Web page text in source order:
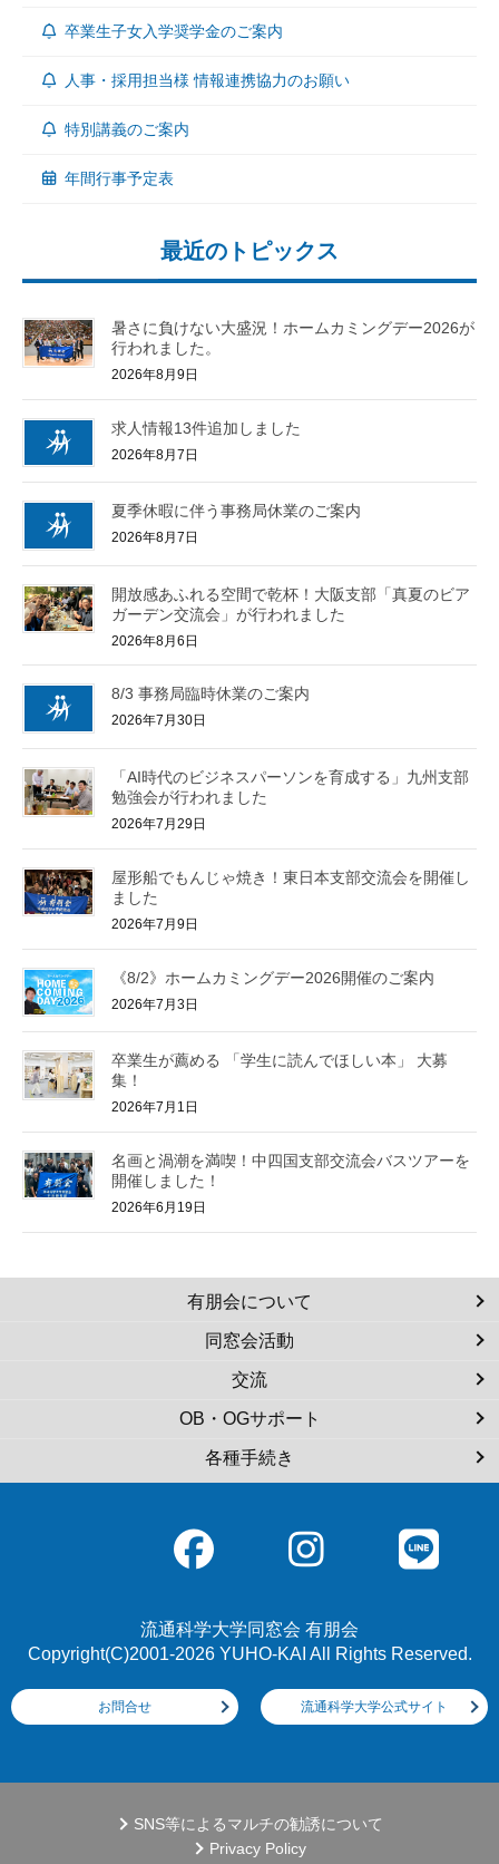
卒業生子女入学奨学金のご案内
人事・採用担当様 情報連携協力のお願い
特別講義のご案内
年間行事予定表
最近のトピックス
暑さに負けない大盛況！ホームカミングデー2026が
行われました。
2026年8月9日
求人情報13件追加しました
2026年8月7日
夏季休暇に伴う事務局休業のご案内
2026年8月7日
開放感あふれる空間で乾杯！大阪支部「真夏のビア
ガーデン交流会」が行われました
2026年8月6日
8/3 事務局臨時休業のご案内
2026年7月30日
「AI時代のビジネスパーソンを育成する」九州支部
勉強会が行われました
2026年7月29日
屋形船でもんじゃ焼き！東日本支部交流会を開催し
ました
2026年7月9日
《8/2》ホームカミングデー2026開催のご案内
2026年7月3日
卒業生が薦める 「学生に読んでほしい本」 大募
集！
2026年7月1日
名画と渦潮を満喫！中四国支部交流会バスツアーを
開催しました！
2026年6月19日
有朋会について
同窓会活動
交流
OB・OGサポート
各種手続き
流通科学大学同窓会 有朋会
Copyright(C)2001-2026 YUHO-KAI All Rights Reserved.
お問合せ 流通科学大学公式サイト
SNS等によるマルチの勧誘について
Privacy Policy